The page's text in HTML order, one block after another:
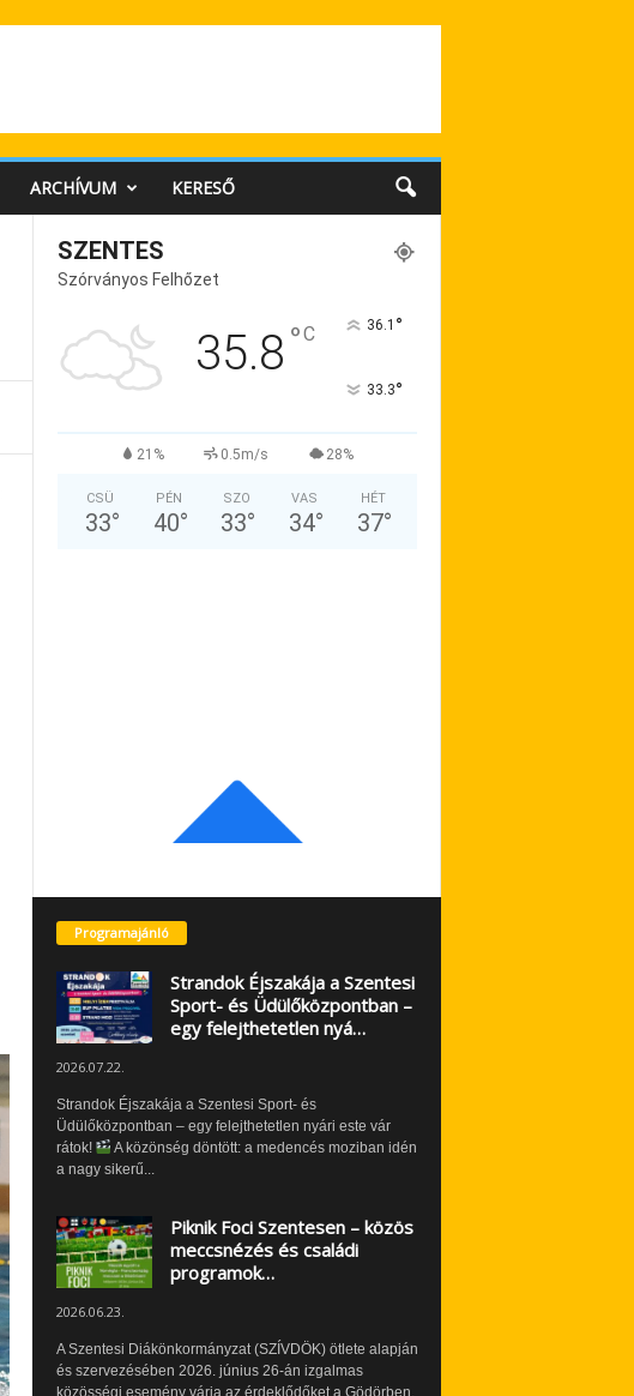
ARCHÍVUM KERESŐ
SZENTES
Szórványos Felhőzet
35.8 °C 36.1 °
33.3°
21% 0.5m/s 28%
CSÜ
33°
PÉN
40°
SZO
33°
VAS
34°
HÉT
37°
Programajánló
Strandok Éjszakája a Szentesi
Sport- és Üdülőközpontban –
egy felejthetetlen nyá…
2026.07.22.
Strandok Éjszakája a Szentesi Sport- és
Üdülőközpontban – egy felejthetetlen nyári este vár
rátok!
A közönség döntött: a medencés moziban idén
a nagy sikerű...
Piknik Foci Szentesen – közös
meccsnézés és családi
programok…
2026.06.23.
A Szentesi Diákönkormányzat (SZÍVDÖK) ötlete alapján
és szervezésében 2026. június 26-án izgalmas
közösségi esemény várja az érdeklődőket a Gödörben.